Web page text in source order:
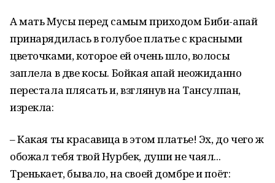
А мать Мусы перед самым приходом Биби-апай
принарядилась в голубое платье с красными
цветочками, которое ей очень шло, волосы
заплела в две косы. Бойкая апай неожиданно
перестала плясать и, взглянув на Тансулпан,
изрекла:
– Какая ты красавица в этом платье! Эх, до чего ж
обожал тебя твой Нурбек, души не чаял...
Тренькает, бывало, на своей домбре и поёт: